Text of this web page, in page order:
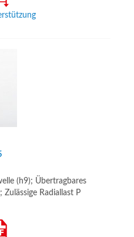
(h9); Übertragbares
Radiallast P